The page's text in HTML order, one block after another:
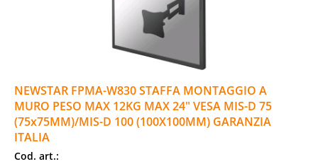
NEWSTAR FPMA-W830 STAFFA MONTAGGIO A
MURO PESO MAX 12KG MAX 24" VESA MIS-D 75
(75x75MM)/MIS-D 100 (100X100MM) GARANZIA
ITALIA
Cod. art.: